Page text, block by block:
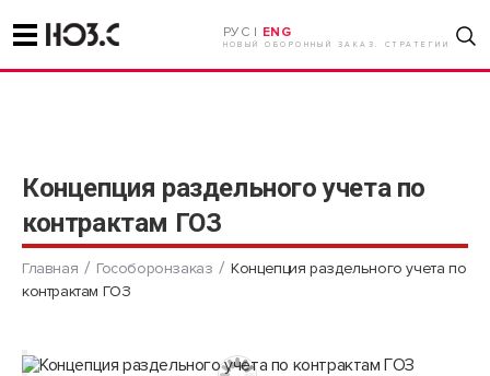
РУС | ENG
НОВЫЙ ОБОРОННЫЙ ЗАКАЗ. СТРАТЕГИИ
Концепция раздельного учета по
контрактам ГОЗ
Главная Гособоронзаказ
Концепция раздельного учета по
контрактам ГОЗ